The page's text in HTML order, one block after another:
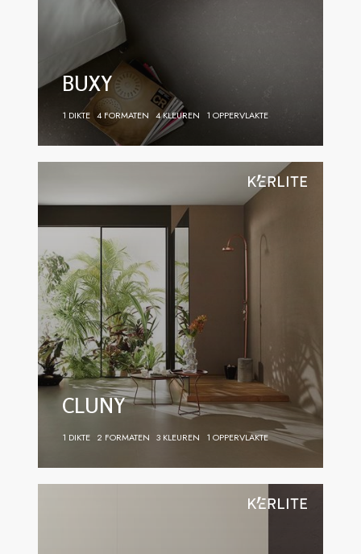
BUXY
1 DIKTE 4 FORMATEN 4 KLEUREN 1 OPPERVLAKTE
CLUNY
1 DIKTE 2 FORMATEN 3 KLEUREN 1 OPPERVLAKTE